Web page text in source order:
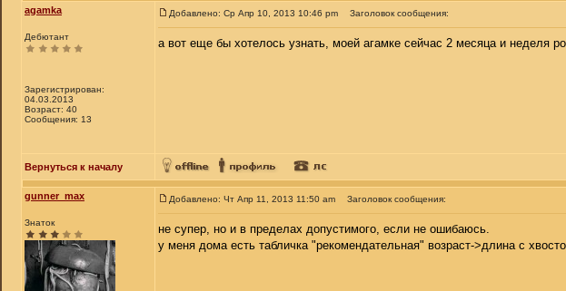
agamka
Дебютант
Зарегистрирован:
04.03.2013
Возраст: 40
Сообщения: 13
Добавлено: Ср Апр 10, 2013 10:46 pm Заголовок сообщения:
а вот еще бы хотелось узнать, моей агамке сейчас 2 месяца и неделя
Вернуться к началу
gunner_max
Знаток
Добавлено: Чт Апр 11, 2013 11:50 am Заголовок сообщения:
не супер, но и в пределах допустимого, если не ошибаюсь.
у меня дома есть табличка "рекомендательная" возраст->длина с